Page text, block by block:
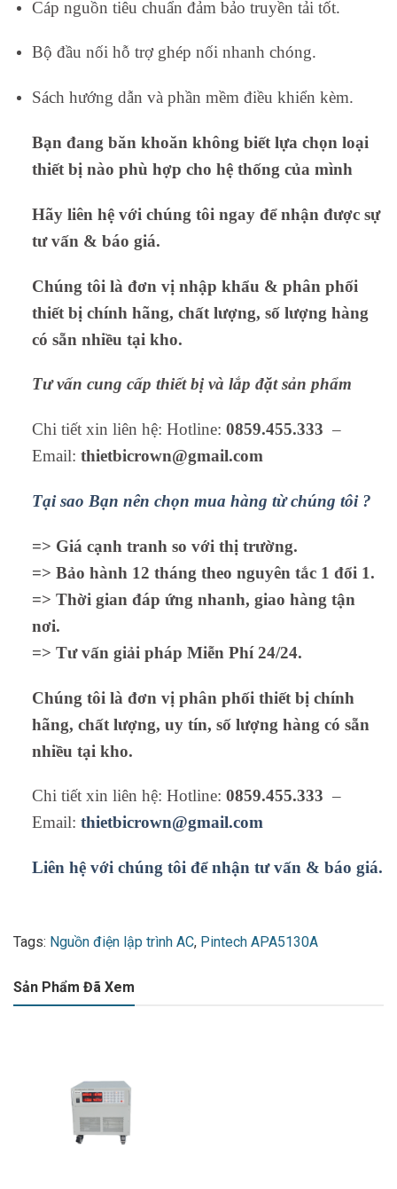
Cáp nguồn tiêu chuẩn đảm bảo truyền tải tốt.
Bộ đầu nối hỗ trợ ghép nối nhanh chóng.
Sách hướng dẫn và phần mềm điều khiển kèm.
Bạn đang băn khoăn không biết lựa chọn loại
thiết bị nào phù hợp cho hệ thống của mình
Hãy liên hệ với chúng tôi ngay để nhận được sự
tư vấn & báo giá.
Chúng tôi là đơn vị nhập khẩu & phân phối
thiết bị chính hãng, chất lượng, số lượng hàng
có sẵn nhiều tại kho.
Tư vấn cung cấp thiết bị và lắp đặt sản phẩm
Chi tiết xin liên hệ: Hotline: 0859.455.333 –
Email: thietbicrown@gmail.com
Tại sao Bạn nên chọn mua hàng từ chúng tôi ?
=> Giá cạnh tranh so với thị trường.
=> Bảo hành 12 tháng theo nguyên tắc 1 đổi 1.
=> Thời gian đáp ứng nhanh, giao hàng tận
nơi.
=> Tư vấn giải pháp Miễn Phí 24/24.
Chúng tôi là đơn vị phân phối thiết bị chính
hãng, chất lượng, uy tín, số lượng hàng có sẵn
nhiều tại kho.
Chi tiết xin liên hệ: Hotline: 0859.455.333 –
Email: thietbicrown@gmail.com
Liên hệ với chúng tôi để nhận tư vấn & báo giá.
Tags: Nguồn điện lập trình AC, Pintech APA5130A
Sản Phẩm Đã Xem